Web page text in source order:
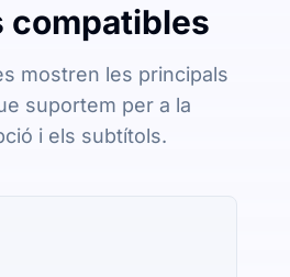
compatibles
mostren les principals
suportem per a la
i els subtítols.